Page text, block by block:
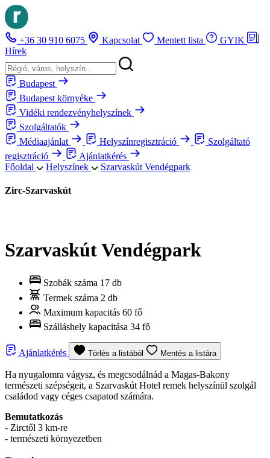
+36 30 910 6075 Kapcsolat Mentett lista
GYIK
Hírek
Budapest
Budapest környéke
Vidéki rendezvényhelyszínek
Szolgáltatók
Médiaajánlat
Helyszínregisztráció
Szolgáltató
regisztráció
Ajánlatkérés
Főoldal
Helyszínek Szarvaskút Vendégpark
Zirc-Szarvaskút
Szarvaskút Vendégpark
Szobák száma 17 db
Termek száma 2 db
Maximum kapacitás 60 fő
Szálláshely kapacitása 34 fő
Ajánlatkérés Törlés a listából Mentés a listára
Ha nyugalomra vágysz, és megcsodálnád a Magas-Bakony
természeti szépségeit, a Szarvaskút Hotel remek helyszínül szolgál
családod vagy céges csapatod számára.
Bemutatkozás
- Zirctől 3 km-re
- természeti környezetben